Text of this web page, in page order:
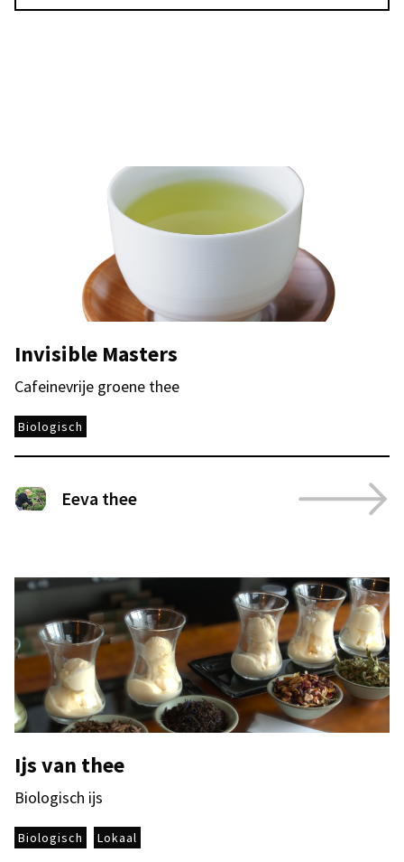
Invisible Masters
Cafeinevrije groene thee
Biologisch
Eeva thee
Ijs van thee
Biologisch ijs
Biologisch Lokaal